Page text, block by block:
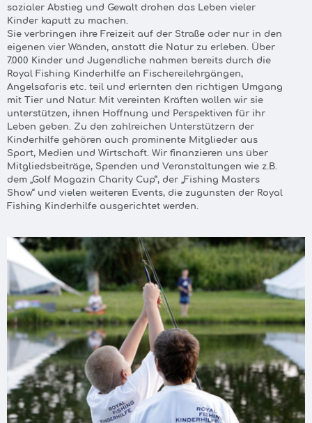
sozialer Abstieg und Gewalt drohen das Leben vieler
Kinder kaputt zu machen.
Sie verbringen ihre Freizeit auf der Straße oder nur in den
eigenen vier Wänden, anstatt die Natur zu erleben. Über
7.000 Kinder und Jugendliche nahmen bereits durch die
Royal Fishing Kinderhilfe an Fischereilehrgängen,
Angelsafaris etc. teil und erlernten den richtigen Umgang
mit Tier und Natur. Mit vereinten Kräften wollen wir sie
unterstützen, ihnen Hoffnung und Perspektiven für ihr
Leben geben. Zu den zahlreichen Unterstützern der
Kinderhilfe gehören auch prominente Mitglieder aus
Sport, Medien und Wirtschaft. Wir finanzieren uns über
Mitgliedsbeiträge, Spenden und Veranstaltungen wie z.B.
dem „Golf Magazin Charity Cup“, der „Fishing Masters
Show“ und vielen weiteren Events, die zugunsten der Royal
Fishing Kinderhilfe ausgerichtet werden.